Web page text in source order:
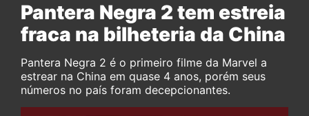
Pantera Negra 2 tem estreia
fraca na bilheteria da China
Pantera Negra 2 é o primeiro filme da Marvel a
estrear na China em quase 4 anos, porém seus
números no país foram decepcionantes.